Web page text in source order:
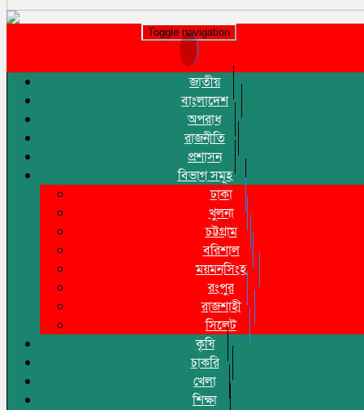
Toggle navigation
জাতীয়
বাংলাদেশ
অপরাধ
রাজনীতি
প্রশাসন
বিভাগ সমূহ
ঢাকা
খুলনা
চট্টগ্রাম
বরিশাল
ময়মনসিংহ
রংপুর
রাজশাহী
সিলেট
কৃষি
চাকরি
খেলা
শিক্ষা